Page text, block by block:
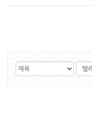
게
시
검
색
색